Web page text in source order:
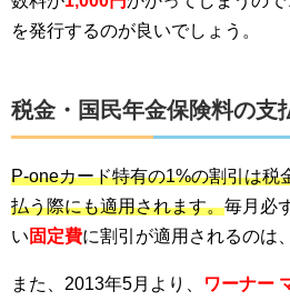
を発行するのが良いでしょう。
税金・国民年金保険料の支
P-oneカード特有の1%の割引は税
払う際にも適用されます。毎月必
い 固定費に割引が適用されるのは
また、2013年5月より、 ワーナー